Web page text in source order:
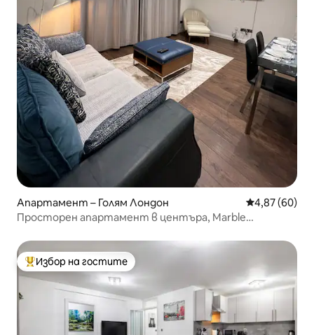
Апартамент – Голям Лондон Средна
4,87 (60)
Просторен апартамент в центъра, Marble
Най-популярен избор на гостите
Избор на гостите